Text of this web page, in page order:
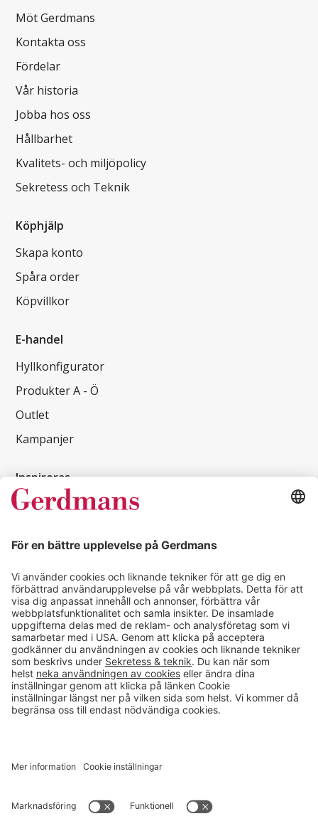
Möt Gerdmans
Kontakta oss
Fördelar
Vår historia
Jobba hos oss
Hållbarhet
Kvalitets- och miljöpolicy
Sekretess och Teknik
Köphjälp
Skapa konto
Spåra order
Köpvillkor
E-handel
Hyllkonfigurator
Produkter A - Ö
Outlet
Kampanjer
Inspireras
Kundcase
Läsvärt
Kontakt
info@gerdmans.se
0433-740 80
Kundservice öppettider
Vardagar 07.30-17.00
© 2026 Gerdmans Inredningar AB Alla priser är exklusive moms.
Cookie inställningar